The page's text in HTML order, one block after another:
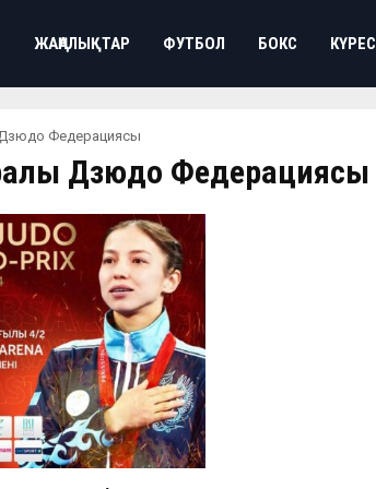
ЖАҢАЛЫҚТАР ФУТБОЛ БОКС КҮРЕС
Дзюдо Федерациясы
Дзюдо Федерациясы